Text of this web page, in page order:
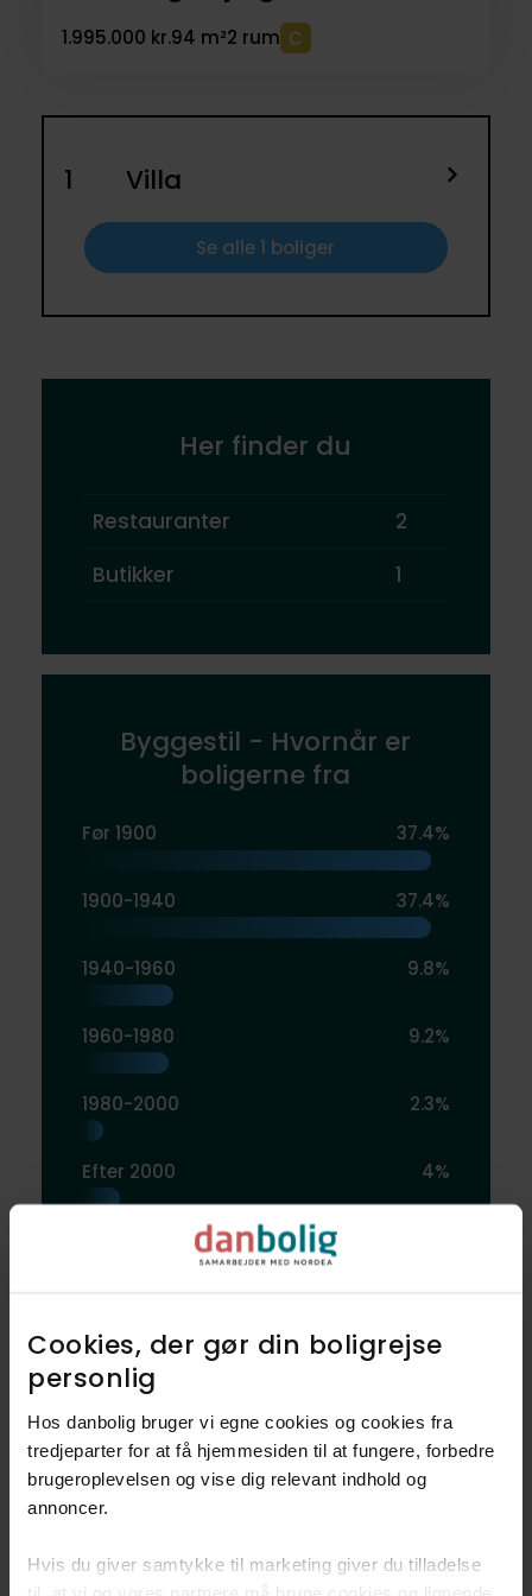
Cookies, der gør din boligrejse
personlig​
Hos danbolig bruger vi egne cookies og cookies fra
tredjeparter for at få hjemmesiden til at fungere, forbedre
brugeroplevelsen og vise dig relevant indhold og
annoncer.​
Hvis du giver samtykke til marketing giver du tilladelse
1.995.000 kr.94 m²2 rum
1 Villa
Se alle 1 boliger
Her finder du
Restauranter
2
Butikker
1
Byggestil - Hvornår er
boligerne fra
Før 1900 37.4%
1900-1940 37.4%
1940-1960 9.8%
1960-1980 9.2%
1980-2000 2.3%
Efter 2000 4%
Aldersfordeling
0-3 år 2.5%
4-9 år 4.6%
10-18 år 9.5%